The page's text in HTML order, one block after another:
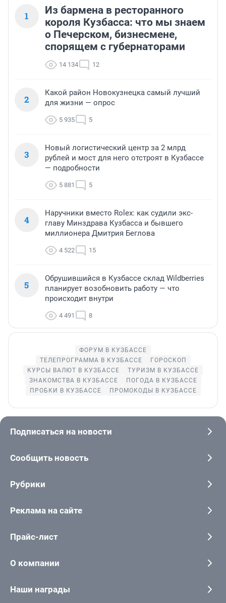
1
Из бармена в ресторанного
короля Кузбасса: что мы знаем
о Печерском, бизнесмене,
спорящем с губернаторами
14 134 12
2
Какой район Новокузнецка самый лучший
для жизни — опрос
5 935 5
3
Новый логистический центр за 2 млрд
рублей и мост для него отстроят в Кузбассе
— подробности
5 881 5
4
Наручники вместо Rolex: как судили экс-
главу Минздрава Кузбасса и бывшего
миллионера Дмитрия Беглова
4 522 15
5
Обрушившийся в Кузбассе склад Wildberries
планирует возобновить работу — что
происходит внутри
4 491 8
ФОРУМ В КУЗБАССЕ
ТЕЛЕПРОГРАММА В КУЗБАССЕ
ГОРОСКОП
КУРСЫ ВАЛЮТ В КУЗБАССЕ
ТУРИЗМ В КУЗБАССЕ
ЗНАКОМСТВА В КУЗБАССЕ
ПОГОДА В КУЗБАССЕ
ПРОБКИ В КУЗБАССЕ
ПРОМОКОДЫ В КУЗБАССЕ
Подписаться на новости
Сообщить новость
Рубрики
Реклама на сайте
Прайс-лист
О компании
Наши награды